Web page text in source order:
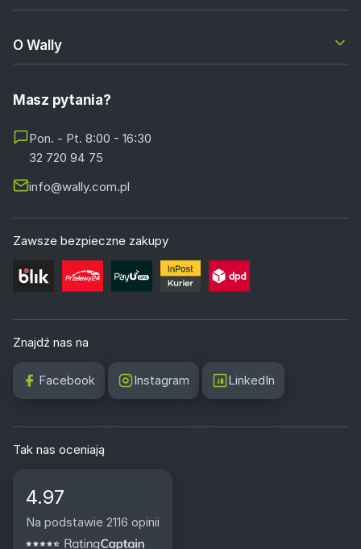
O Wally
Masz pytania?
Pon. - Pt. 8:00 - 16:30
32 720 94 75
info@wally.com.pl
Zawsze bezpieczne zakupy
Znajdź nas na
Facebook Instagram LinkedIn
Tak nas oceniają
4.97
Na podstawie 2116 opinii